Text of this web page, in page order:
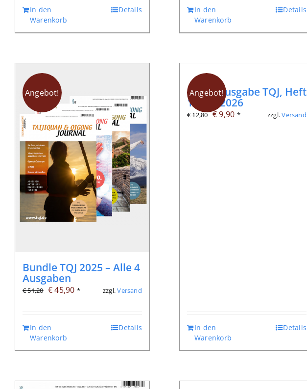
In den
Warenkorb
Details
In den
Warenkorb
Details
Angebot!
Bundle TQJ 2025 – Alle 4
Ausgaben
€51,20 Ursprünglicher
€ 51,20
€45,90Aktueller
* zzgl.Versand
In den
Warenkorb
Details
Angebot!
Digitalausgabe TQJ, Heft
103, 1/2026
€12,80 Ursprünglicher
€9,90Aktueller
* zzgl.Versand
In den
Warenkorb
Details